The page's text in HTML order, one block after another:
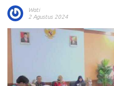
Wati
2 Agustus 2024